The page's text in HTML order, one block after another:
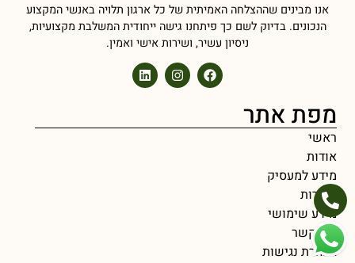
מפת אתר
ראשי
אודות
מידע למעסיק
משרות
מידע שימושי
צור קשר
הצהרת נגישות
אנו מבינים שההצלחה האמיתית של כל ארגון תלויה באנשי המקצוע
הנכונים. בדיוק לשם כך פיתחנו גישה ייחודית המשלבת מקצועיות,
ניסיון עשיר, ושירות אישי ואמין.